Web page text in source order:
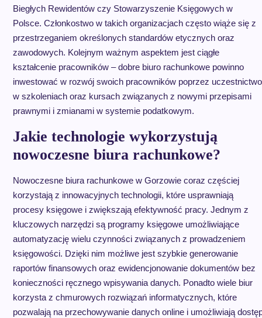
Biegłych Rewidentów czy Stowarzyszenie Księgowych w
Polsce. Członkostwo w takich organizacjach często wiąże się z
przestrzeganiem określonych standardów etycznych oraz
zawodowych. Kolejnym ważnym aspektem jest ciągłe
kształcenie pracowników – dobre biuro rachunkowe powinno
inwestować w rozwój swoich pracowników poprzez uczestnictwo
w szkoleniach oraz kursach związanych z nowymi przepisami
prawnymi i zmianami w systemie podatkowym.
Jakie technologie wykorzystują
nowoczesne biura rachunkowe?
Nowoczesne biura rachunkowe w Gorzowie coraz częściej
korzystają z innowacyjnych technologii, które usprawniają
procesy księgowe i zwiększają efektywność pracy. Jednym z
kluczowych narzędzi są programy księgowe umożliwiające
automatyzację wielu czynności związanych z prowadzeniem
księgowości. Dzięki nim możliwe jest szybkie generowanie
raportów finansowych oraz ewidencjonowanie dokumentów bez
konieczności ręcznego wpisywania danych. Ponadto wiele biur
korzysta z chmurowych rozwiązań informatycznych, które
pozwalają na przechowywanie danych online i umożliwiają